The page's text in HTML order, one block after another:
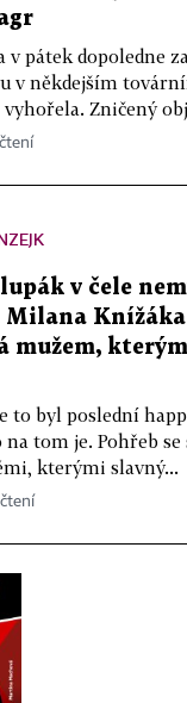
pátek dopoledne
v někdejším
Zničený
v čele
Milana
mužem,
to byl poslední
na tom je. Pohřeb
kterými slavný...